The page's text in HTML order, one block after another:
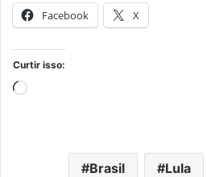
Facebook X
Curtir isso:
Carregando...
Brasil Lula